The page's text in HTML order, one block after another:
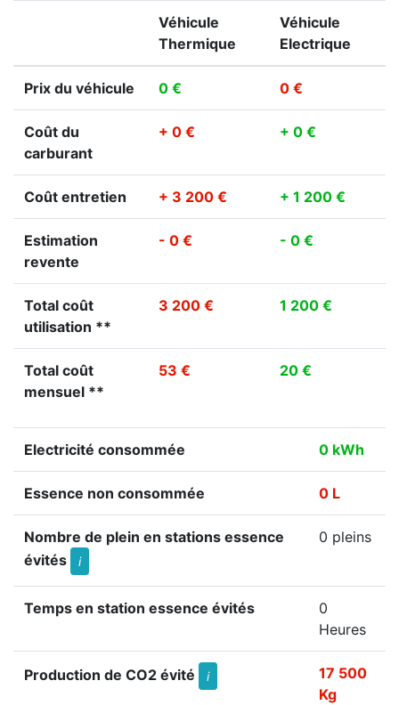
Véhicule
Thermique
Véhicule
Electrique
Prix du véhicule 0 € 0 €
Coût du
carburant
+ 0 € + 0 €
Coût entretien + 3 200 € + 1 200 €
Estimation
revente
- 0 € - 0 €
Total coût
utilisation **
3 200 € 1 200 €
Total coût
mensuel **
53 € 20 €
Electricité consommée 0 kWh
Essence non consommée 0 L
Nombre de plein en stations essence
évités
i
0 pleins
Temps en station essence évités
0
Heures
Production de CO2 évité i
17 500
Kg